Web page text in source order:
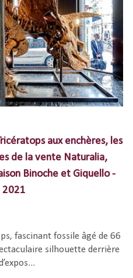
aux enchères, les
de la vente Naturalia,
Binoche et Giquello -
2021
fascinant fossile âgé de 66
silhouette derrière